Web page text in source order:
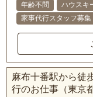
年齢不問
ハウスキ
家事代行スタッフ募集
麻布十番駅から徒
行のお仕事（東京